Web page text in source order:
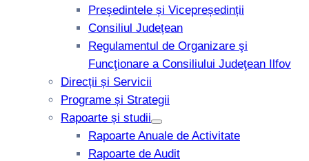
Președintele și Vicepreședinții
Consiliul Județean
Regulamentul de Organizare şi
Funcţionare a Consiliului Judeţean Ilfov
Direcții și Servicii
Programe și Strategii
Rapoarte și studii
Rapoarte Anuale de Activitate
Rapoarte de Audit